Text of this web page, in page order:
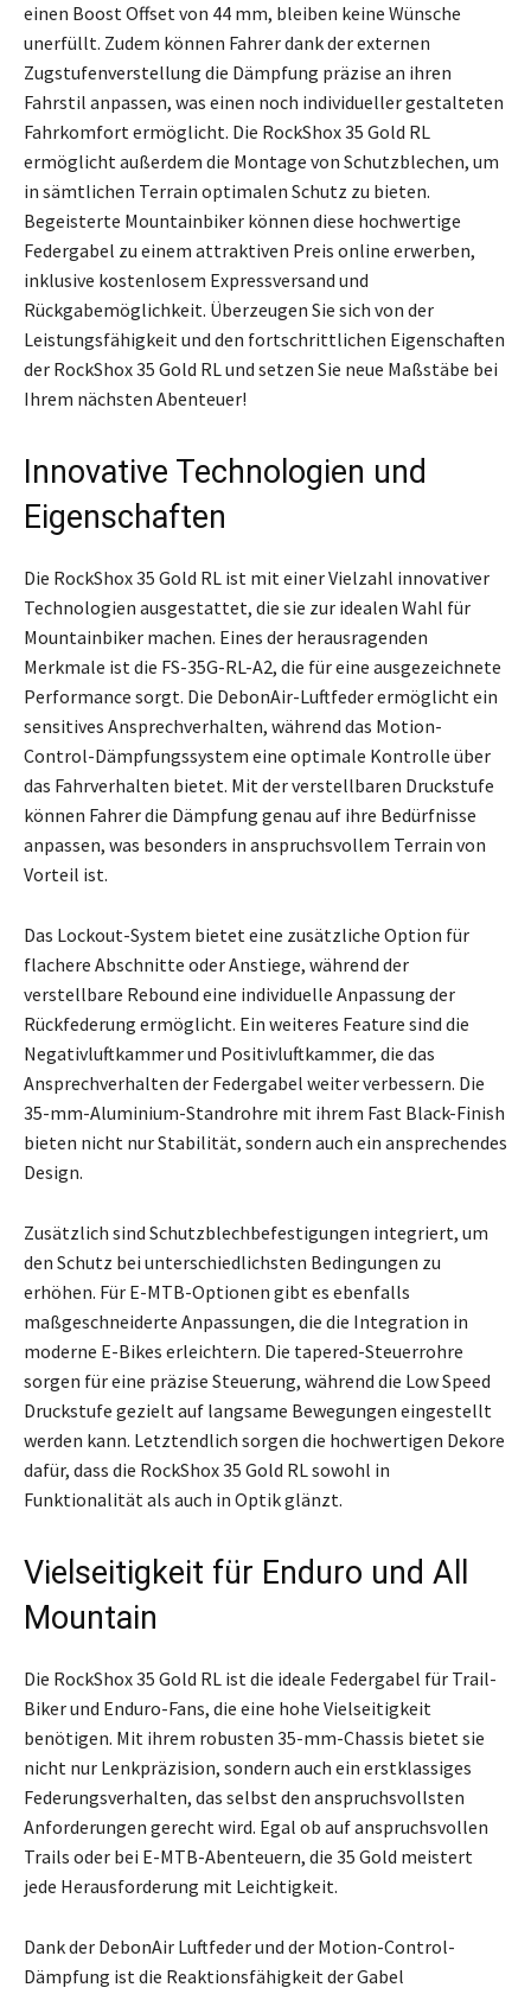
einen Boost Offset von 44 mm, bleiben keine Wünsche
unerfüllt. Zudem können Fahrer dank der externen
Zugstufenverstellung die Dämpfung präzise an ihren
Fahrstil anpassen, was einen noch individueller gestalteten
Fahrkomfort ermöglicht. Die RockShox 35 Gold RL
ermöglicht außerdem die Montage von Schutzblechen, um
in sämtlichen Terrain optimalen Schutz zu bieten.
Begeisterte Mountainbiker können diese hochwertige
Federgabel zu einem attraktiven Preis online erwerben,
inklusive kostenlosem Expressversand und
Rückgabemöglichkeit. Überzeugen Sie sich von der
Leistungsfähigkeit und den fortschrittlichen Eigenschaften
der RockShox 35 Gold RL und setzen Sie neue Maßstäbe bei
Ihrem nächsten Abenteuer!
Innovative Technologien und
Eigenschaften
Die RockShox 35 Gold RL ist mit einer Vielzahl innovativer
Technologien ausgestattet, die sie zur idealen Wahl für
Mountainbiker machen. Eines der herausragenden
Merkmale ist die FS-35G-RL-A2, die für eine ausgezeichnete
Performance sorgt. Die DebonAir-Luftfeder ermöglicht ein
sensitives Ansprechverhalten, während das Motion-
Control-Dämpfungssystem eine optimale Kontrolle über
das Fahrverhalten bietet. Mit der verstellbaren Druckstufe
können Fahrer die Dämpfung genau auf ihre Bedürfnisse
anpassen, was besonders in anspruchsvollem Terrain von
Vorteil ist.
Das Lockout-System bietet eine zusätzliche Option für
flachere Abschnitte oder Anstiege, während der
verstellbare Rebound eine individuelle Anpassung der
Rückfederung ermöglicht. Ein weiteres Feature sind die
Negativluftkammer und Positivluftkammer, die das
Ansprechverhalten der Federgabel weiter verbessern. Die
35-mm-Aluminium-Standrohre mit ihrem Fast Black-Finish
bieten nicht nur Stabilität, sondern auch ein ansprechendes
Design.
Zusätzlich sind Schutzblechbefestigungen integriert, um
den Schutz bei unterschiedlichsten Bedingungen zu
erhöhen. Für E-MTB-Optionen gibt es ebenfalls
maßgeschneiderte Anpassungen, die die Integration in
moderne E-Bikes erleichtern. Die tapered-Steuerrohre
sorgen für eine präzise Steuerung, während die Low Speed
Druckstufe gezielt auf langsame Bewegungen eingestellt
werden kann. Letztendlich sorgen die hochwertigen Dekore
dafür, dass die RockShox 35 Gold RL sowohl in
Funktionalität als auch in Optik glänzt.
Vielseitigkeit für Enduro und All
Mountain
Die RockShox 35 Gold RL ist die ideale Federgabel für Trail-
Biker und Enduro-Fans, die eine hohe Vielseitigkeit
benötigen. Mit ihrem robusten 35-mm-Chassis bietet sie
nicht nur Lenkpräzision, sondern auch ein erstklassiges
Federungsverhalten, das selbst den anspruchsvollsten
Anforderungen gerecht wird. Egal ob auf anspruchsvollen
Trails oder bei E-MTB-Abenteuern, die 35 Gold meistert
jede Herausforderung mit Leichtigkeit.
Dank der DebonAir Luftfeder und der Motion-Control-
Dämpfung ist die Reaktionsfähigkeit der Gabel